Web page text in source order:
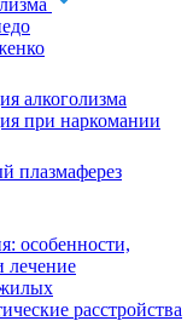
алкоголизма
при наркомании
плазмаферез
особенности,
лечение
расстройства